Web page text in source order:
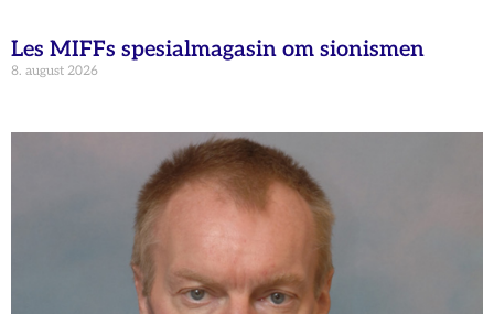
Les MIFFs spesialmagasin om sionismen
8. august 2026